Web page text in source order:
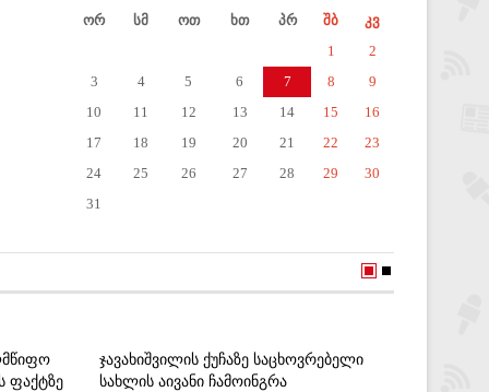
ორ
სმ ოთ ხთ პრ შბ
კვ
1
2
3
4 5 6 7 8
9
10
11 12 13 14 15
16
17
18 19 20 21 22
23
24
25 26 27 28 29
30
31
ᲤᲐᲥᲢᲖᲔ
ᲯᲐᲕᲐᲮᲘᲨᲕᲘᲚᲘᲡ ᲥᲣᲩᲐᲖᲔ ᲡᲐᲪᲮᲝᲕᲠᲔᲑᲔᲚᲘ
ᲡᲐᲮᲚᲘᲡ ᲐᲘᲕᲐᲜᲘ ᲩᲐᲛᲝᲘᲜᲒᲠᲐ